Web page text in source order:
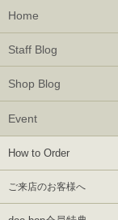
Home
Staff Blog
Shop Blog
Event
How to Order
ご来店のお客様へ